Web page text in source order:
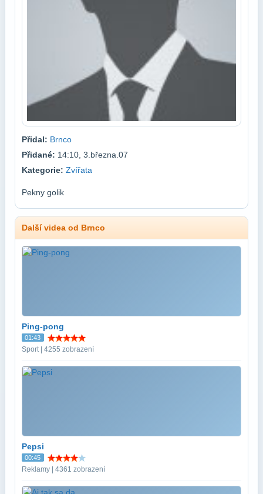
Přidal: Brnco
Přidané: 14:10, 3.března.07
Kategorie: Zvířata
Pekny golik
Další videa od Brnco
Ping-pong
01:43
Sport | 4255 zobrazení
Pepsi
00:45
Reklamy | 4361 zobrazení